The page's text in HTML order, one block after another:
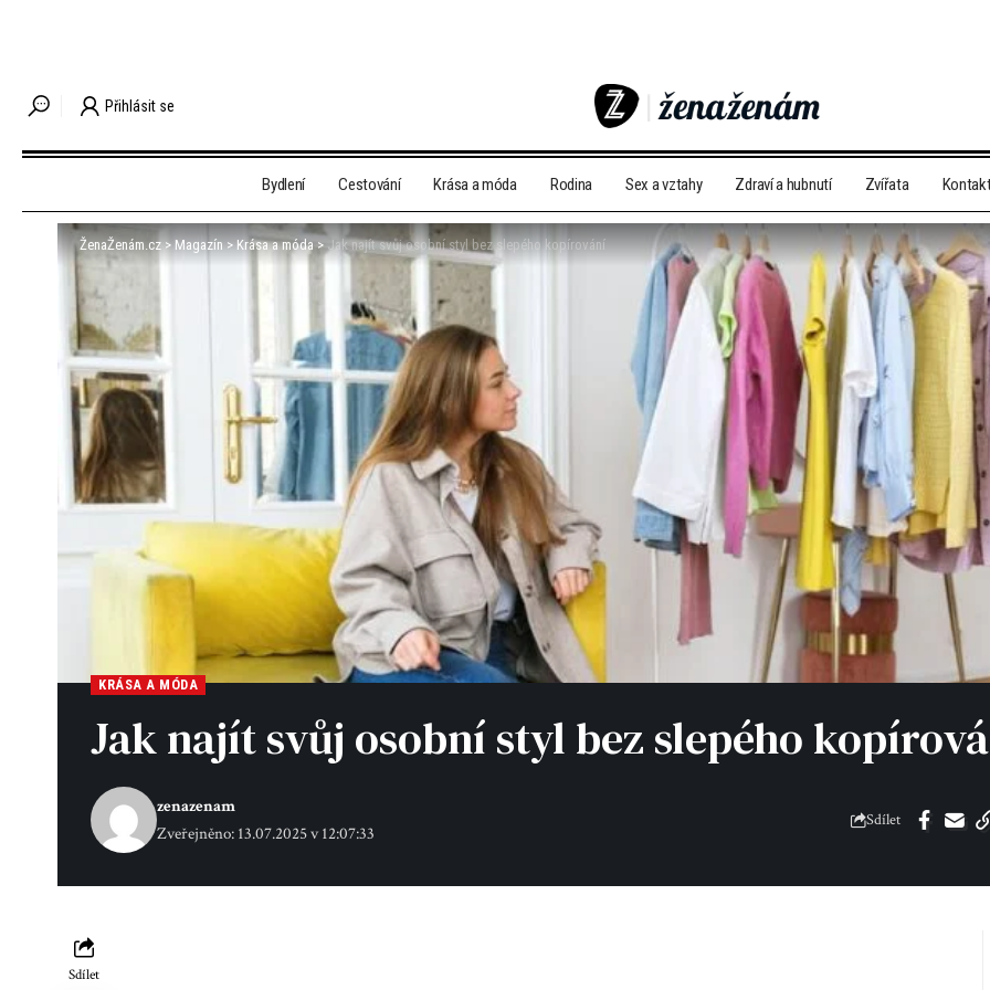
Přihlásit se
Bydlení Cestování Krása a móda Rodina Sex a vztahy Zdraví a hubnutí Zvířata
ŽenaŽenám.cz>Magazín>Krása a móda > Jak najít svůj osobní styl bez slepého kopírování
KRÁSA A MÓDA
Jak najít svůj osobní styl bez slepého
Zveřejněno: 13.07.2025 v 12:07:33
zenazenam
Sdílet
Sdílet